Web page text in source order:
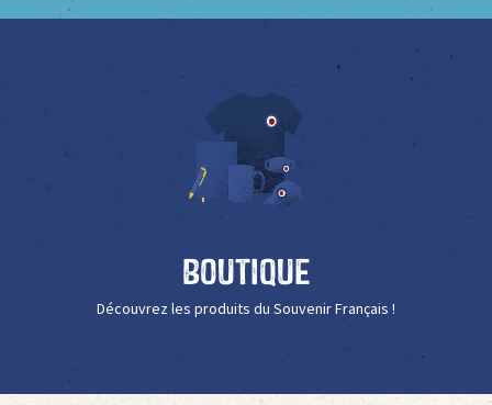
Boutique
Découvrez les produits du Souvenir Français !